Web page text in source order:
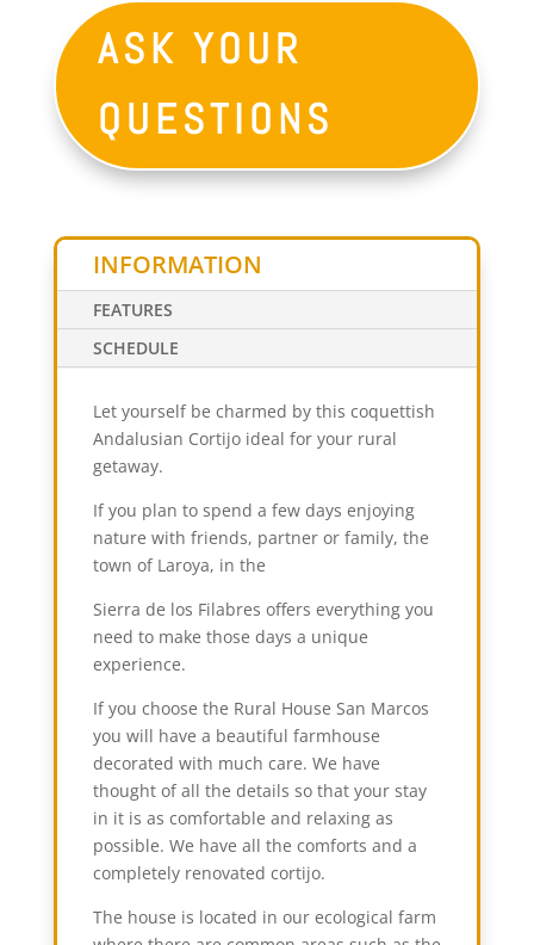
ASK YOUR
QUESTIONS
INFORMATION
FEATURES
SCHEDULE
Let yourself be charmed by this coquettish
Andalusian Cortijo ideal for your rural
getaway.
If you plan to spend a few days enjoying
nature with friends, partner or family, the
town of Laroya, in the
Sierra de los Filabres offers everything you
need to make those days a unique
experience.
If you choose the Rural House San Marcos
you will have a beautiful farmhouse
decorated with much care. We have
thought of all the details so that your stay
in it is as comfortable and relaxing as
possible. We have all the comforts and a
completely renovated cortijo.
The house is located in our ecological farm